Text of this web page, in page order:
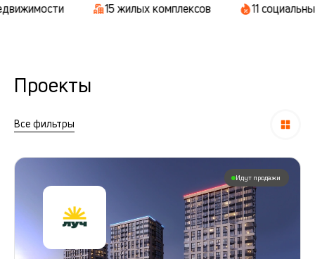
15 жилых комплексов 11 социальных объектов
Проекты
Все фильтры
Идут продажи